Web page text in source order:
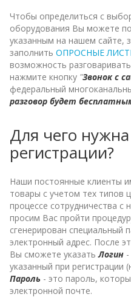
Чтобы определиться с
оборудования Вы можете
указанным на нашем сайте,
заполнить ОПРОСНЫЕ
возможность
нажмите кнопку "Звонок с
федеральный
разговор будет
Для чего
регистрации?
Наши постоянные клиенты
товары с учетом тех типов
процессе сотрудничества
просим Вас пройти
сгенерирован специальный
электронный адрес. После
Вы сможете указатьЛогин
указанный при регистрации
Пароль - это пароль,
электронной почте.